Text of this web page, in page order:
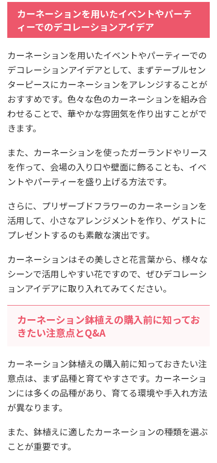
カーネーションを用いたイベントやパーテ
ィーでのデコレーションアイデア
カーネーションを用いたイベントやパーティーでの
デコレーションアイデアとして、まずテーブルセン
ターピースにカーネーションをアレンジすることが
おすすめです。色々な色のカーネーションを組み合
わせることで、華やかな雰囲気を作り出すことがで
きます。
また、カーネーションを使ったガーランドやリース
を作って、会場の入り口や壁面に飾ることも、イベ
ントやパーティーを盛り上げる方法です。
さらに、プリザーブドフラワーのカーネーションを
活用して、小さなアレンジメントを作り、ゲストに
プレゼントするのも素敵な演出です。
カーネーションはその美しさと花言葉から、様々な
シーンで活用しやすい花ですので、ぜひデコレーシ
ョンアイデアに取り入れてみてください。
カーネーション鉢植えの購入前に知ってお
きたい注意点とQ&A
カーネーション鉢植えの購入前に知っておきたい注
意点は、まず品種と育てやすさです。カーネーショ
ンには多くの品種があり、育てる環境や手入れ方法
が異なります。
また、鉢植えに適したカーネーションの種類を選ぶ
ことが重要です。